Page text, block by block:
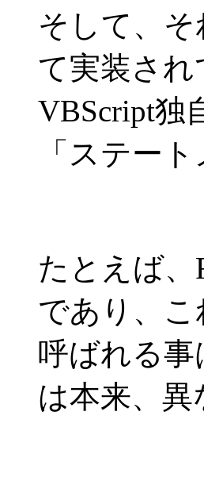
そして、
て実装さ
VBScript
「ステー
たとえば、
であり、
呼ばれる
は本来、